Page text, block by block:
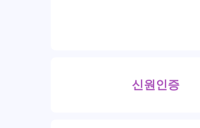
신원인증